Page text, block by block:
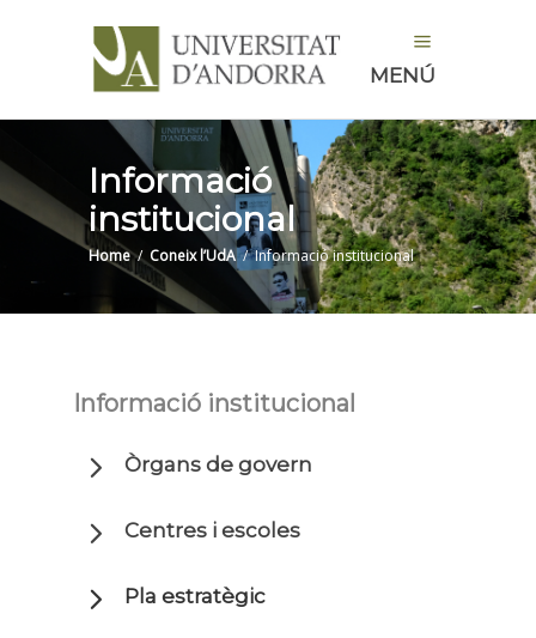
MENÚ
Informació
institucional
Home/ Coneix l’UdA /Informació institucional
Informació institucional
Òrgans de govern
Centres i escoles
Pla estratègic